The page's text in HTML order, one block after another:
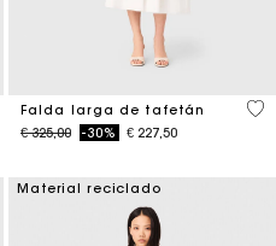
of 5 Customer Rating
Falda larga de tafetán
Price reduced from
€ 325,00to-30% € 227,50
4,9
Material reciclado